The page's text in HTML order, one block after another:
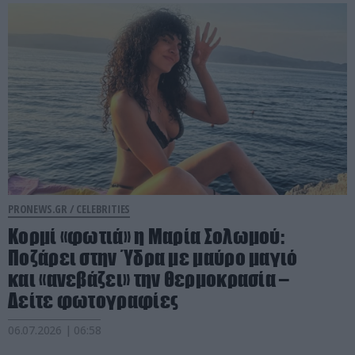
PRONEWS.GR / CELEBRITIES
Κορμί «φωτιά» η Μαρία Σολωμού:
Ποζάρει στην Ύδρα με μαύρο μαγιό
και «ανεβάζει» την θερμοκρασία –
Δείτε φωτογραφίες
06.07.2026 | 06:58